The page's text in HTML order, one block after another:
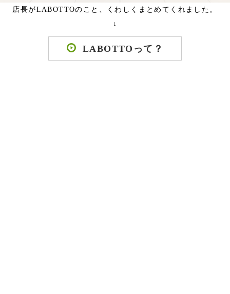
店長がLABOTTOのこと、くわしくまとめてくれました。
↓
LABOTTOって？